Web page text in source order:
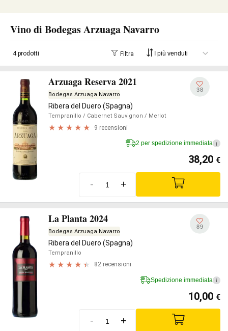
Vino di Bodegas Arzuaga Navarro
4 prodotti Filtra
Arzuaga Reserva 2021
Bodegas Arzuaga Navarro
Ribera del Duero (Spagna)
Tempranillo / Cabernet Sauvignon / Merlot
9 recensioni
38
2 per spedizione immediata i
38,20 €
- +
La Planta 2024
Bodegas Arzuaga Navarro
Ribera del Duero (Spagna)
Tempranillo
82 recensioni
89
Spedizione immediata i
10,00 €
- +